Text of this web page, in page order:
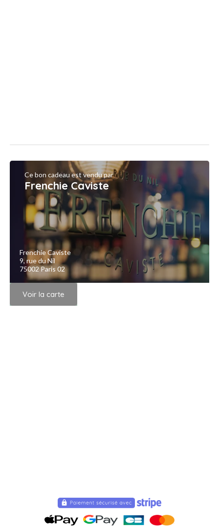
Ce bon cadeau est vendu par
Frenchie Caviste
Frenchie Caviste
9, rue du Nil
75002 Paris 02
Voir la carte